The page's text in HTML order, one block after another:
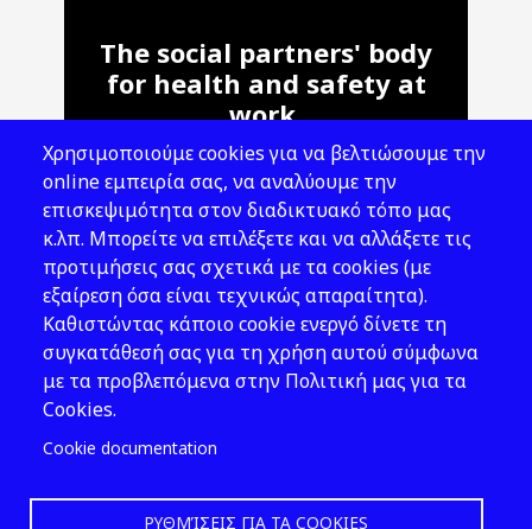
The social partners' body
for health and safety at
work.
Address: 143 Liosion & 6 Thirsiou, 104
45, Athens
T: 210 82 00 100
e: info@elinyae.gr
Follow Us
Χρησιμοποιούμε cookies για να βελτιώσουμε την
online εμπειρία σας, να αναλύουμε την
επισκεψιμότητα στον διαδικτυακό τόπο μας
κ.λπ. Μπορείτε να επιλέξετε και να αλλάξετε τις
προτιμήσεις σας σχετικά με τα cookies (με
εξαίρεση όσα είναι τεχνικώς απαραίτητα).
Καθιστώντας κάποιο cookie ενεργό δίνετε τη
συγκατάθεσή σας για τη χρήση αυτού σύμφωνα
με τα προβλεπόμενα στην Πολιτική μας για τα
Cookies.
Cookie documentation
ΡΥΘΜΊΣΕΙΣ ΓΙΑ ΤΑ COOKIES